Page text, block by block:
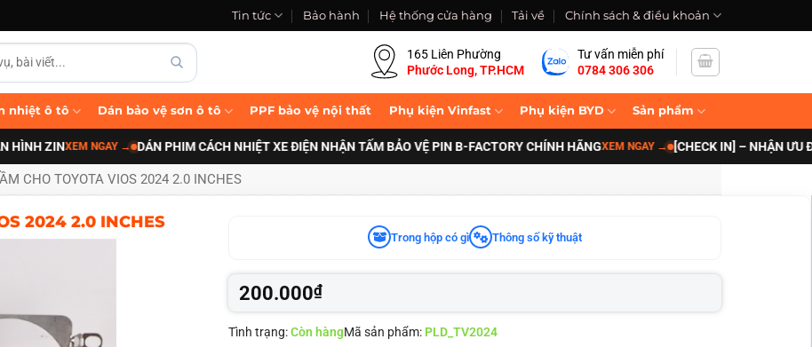
Tin tức Bảo hành Hệ thống cửa hàng Tải về Chính sách & điều khoản
165 Liên Phường
Phước Long, TP.HCM
Tư vấn miễn phí
0784 306 306
nhiệt ô tô Dán bảo vệ sơn ô tô PPF bảo vệ nội thất Phụ kiện Vinfast Phụ kiện BYD Sản phẩm
ZIN XEM NGAY → DÁN PHIM CÁCH NHIỆT XE ĐIỆN NHẬN TẤM BẢO VỆ PIN B-FACTORY CHÍNH HÃNGXEM NGAY → [CHECK IN] – NHẬN ƯU ĐÃI
CHO TOYOTA VIOS 2024 2.0 INCHES
2024 2.0 INCHES
Trong hộp có gì Thông số kỹ thuật
200.000₫
Tình trạng:Còn hàngMã sản phẩm: PLD_TV2024